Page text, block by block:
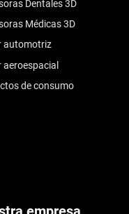
Dentales 3D
Médicas 3D
automotriz
aeroespacial
de consumo